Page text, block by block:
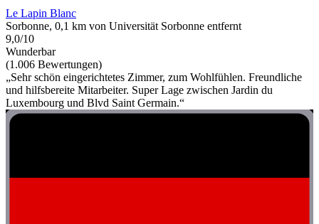
Le Lapin Blanc
Sorbonne, 0,1 km von Universität Sorbonne entfernt
9,0/10
Wunderbar
(1.006 Bewertungen)
„Sehr schön eingerichtetes Zimmer, zum Wohlfühlen. Freundliche
und hilfsbereite Mitarbeiter. Super Lage zwischen Jardin du
Luxembourg und Blvd Saint Germain.“